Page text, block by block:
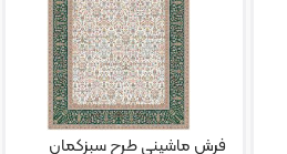
فرش ماشینی طرح سبزکمان